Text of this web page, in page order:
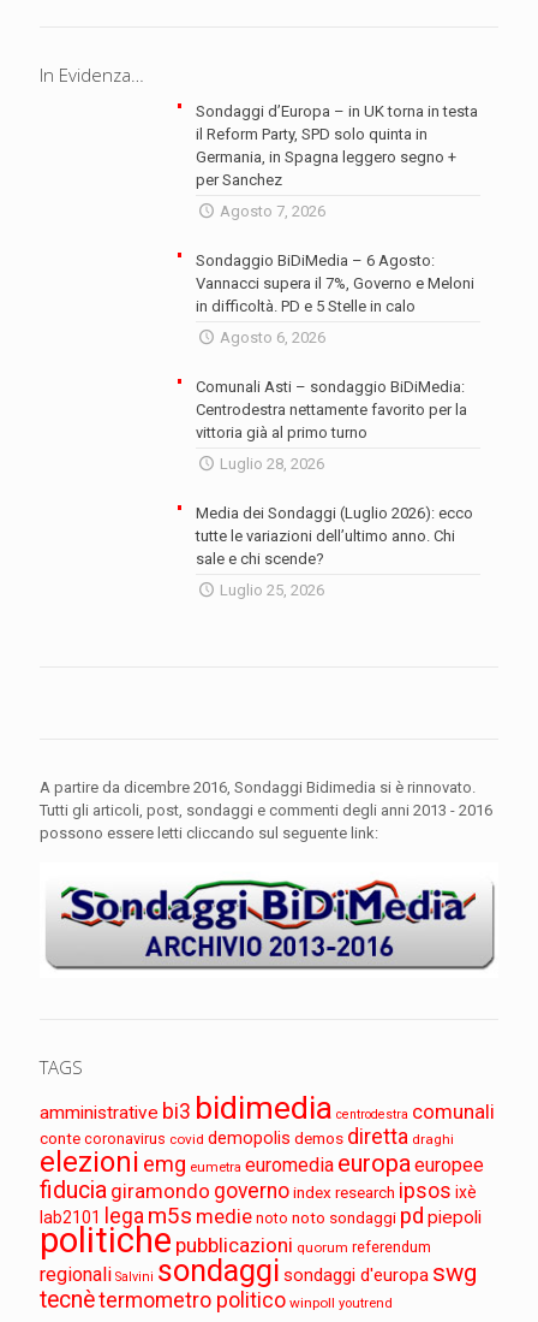
In Evidenza…
Sondaggi d’Europa – in UK torna in testa
il Reform Party, SPD solo quinta in
Germania, in Spagna leggero segno +
per Sanchez
Agosto 7, 2026
Sondaggio BiDiMedia – 6 Agosto:
Vannacci supera il 7%, Governo e Meloni
in difficoltà. PD e 5 Stelle in calo
Agosto 6, 2026
Comunali Asti – sondaggio BiDiMedia:
Centrodestra nettamente favorito per la
vittoria già al primo turno
Luglio 28, 2026
Media dei Sondaggi (Luglio 2026): ecco
tutte le variazioni dell’ultimo anno. Chi
sale e chi scende?
Luglio 25, 2026
A partire da dicembre 2016, Sondaggi Bidimedia si è rinnovato.
Tutti gli articoli, post, sondaggi e commenti degli anni 2013 - 2016
possono essere letti cliccando sul seguente link:
TAGS
amministrative bi3 bidimedia centrodestra comunali
conte coronavirus covid demopolis demos diretta draghi
elezioni emg eumetra euromedia europaeuropee
fiducia giramondo governoindex research ipsos ixè
lab2101
lega m5s medie noto noto sondaggi pd piepoli
politiche pubblicazioni quorum referendum
regionali Salvini sondaggi sondaggi d'europa swg
tecnètermometro politico winpoll youtrend